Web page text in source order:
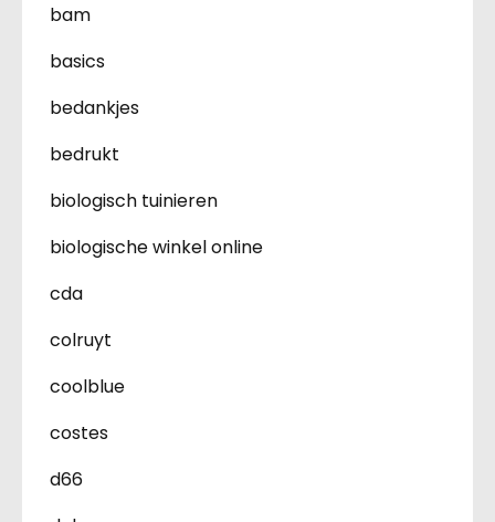
bam
basics
bedankjes
bedrukt
biologisch tuinieren
biologische winkel online
cda
colruyt
coolblue
costes
d66